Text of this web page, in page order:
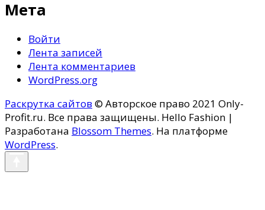
Мета
Войти
Лента записей
Лента комментариев
WordPress.org
Раскрутка сайтов © Авторское право 2021 Only-
Profit.ru. Все права защищены. Hello Fashion |
Разработана Blossom Themes. На платформе
WordPress.